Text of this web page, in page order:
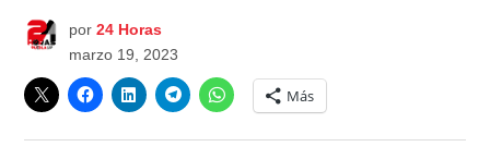
por 24 Horas
marzo 19, 2023
Más